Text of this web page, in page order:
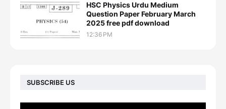
HSC Physics Urdu Medium
Question Paper February March
2025 free pdf download
12:36 PM
SUBSCRIBE US